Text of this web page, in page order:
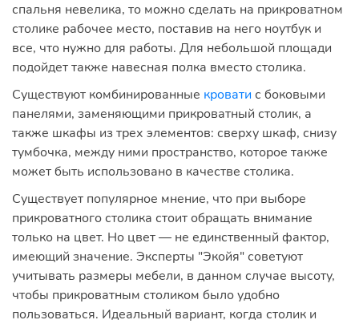
спальня невелика, то можно сделать на прикроватном
столике рабочее место, поставив на него ноутбук и
все, что нужно для работы. Для небольшой площади
подойдет также навесная полка вместо столика.
Существуют комбинированные кровати с боковыми
панелями, заменяющими прикроватный столик, а
также шкафы из трех элементов: сверху шкаф, снизу
тумбочка, между ними пространство, которое также
может быть использовано в качестве столика.
Существует популярное мнение, что при выборе
прикроватного столика стоит обращать внимание
только на цвет. Но цвет — не единственный фактор,
имеющий значение. Эксперты "Экойя" советуют
учитывать размеры мебели, в данном случае высоту,
чтобы прикроватным столиком было удобно
пользоваться. Идеальный вариант, когда столик и